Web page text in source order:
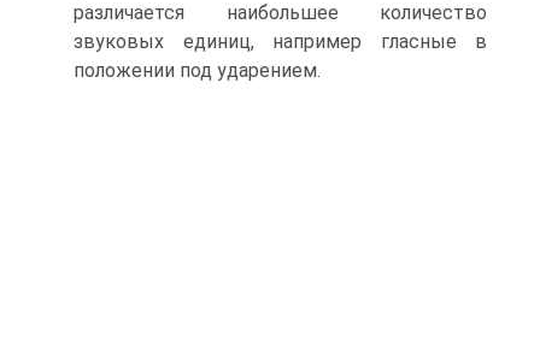
различается наибольшее количество
звуковых единиц, например гласные в
положении под ударением.